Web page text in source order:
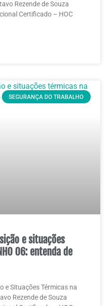
Rezende de Souza
Certificado – HOC
SEGURANÇA DO TRABALHO
e situações
06: entenda de
e Situações Térmicas na
Rezende de Souza